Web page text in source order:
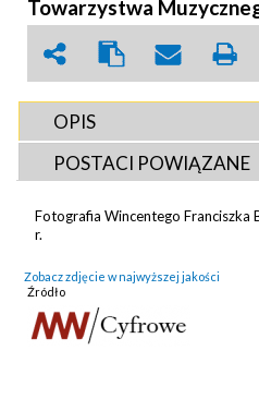
Towarzystwa
OPIS
POSTACI POWIĄZANE
Fotografia Wincentego
r.
Zobacz zdjęcie w najwyższej jakości
Źródło